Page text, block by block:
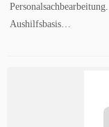
Aushilfsbasis…